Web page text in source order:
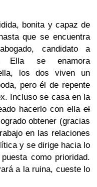
bonita y capaz de
que se encuentra
candidato a
Ella se enamora
los dos viven un
pero él de repente
Incluso se casa en la
hacerlo con ella el
obtener (gracias
en las relaciones
y se dirige hacia lo
como prioridad.
a la ruina, cueste lo